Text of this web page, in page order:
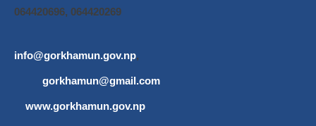
064420696, 064420269
info@gorkhamun.gov.np,
gorkhamun@gmail.com
www.gorkhamun.gov.np